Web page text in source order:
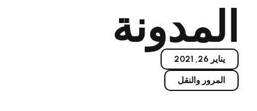
المدونة
يناير 26, 2021
المرور والنقل